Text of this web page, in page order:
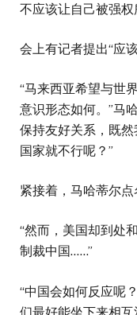
不应该让自己被强权
会上有记者提出“应
“马来西亚希望与世
意识形态如何。”马
保持友好关系，既
国家就不行呢？”
紧接着，马哈蒂尔点
“然而，美国却到处
制裁中国……”
“中国会如何反应呢
们最好能坐下来相